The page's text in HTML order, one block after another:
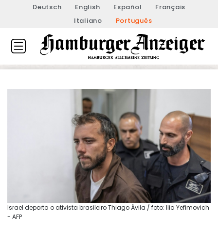
Deutsch English Español
Français
Italiano
Português
Israel deporta o ativista brasileiro Thiago Ávila / foto: Ilia Yefimovich
- AFP